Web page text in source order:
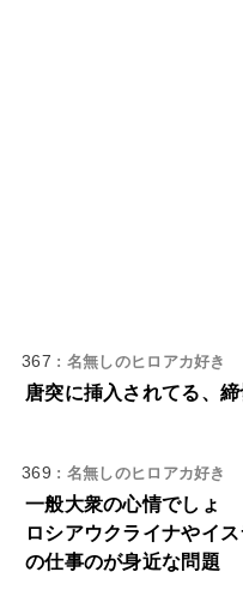
367 : 名無しのヒロアカ好き
唐突に挿入されてる、
369 : 名無しのヒロアカ好き
一般大衆の心情でしょ
ロシアウクライナやイ
の仕事のが身近な問題